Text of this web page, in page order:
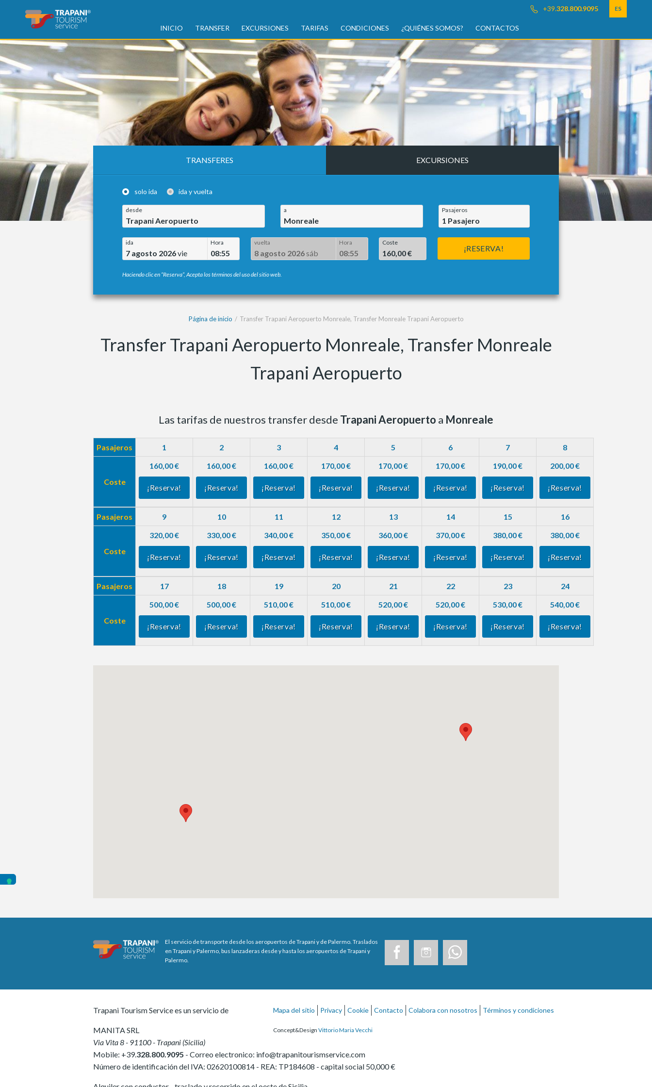
+39.328.800.9095 ES
INICIO TRANSFER EXCURSIONES TARIFAS CONDICIONES ¿QUIÉNES SOMOS? CONTACTOS
TRANSFERES EXCURSIONES
solo ida ida y vuelta
desde
Trapani Aeropuerto
a
Monreale
Pasajeros
1 Pasajero
ida
7 agosto 2026vie
Hora
08:55
vuelta
8 agosto 2026sáb
Hora
08:55
Coste
160,00 €
¡RESERVA!
Haciendo clic en “Reserva”, Acepta los términos del uso del sitio web.
Página de inicio Transfer Trapani Aeropuerto Monreale, Transfer Monreale Trapani Aeropuerto
Transfer Trapani Aeropuerto Monreale, Transfer Monreale
Trapani Aeropuerto
Las tarifas de nuestros transfer desde Trapani Aeropuerto a Monreale
Pasajeros 1 2 3 4 5 6 7 8
Coste
160,00 €
¡Reserva!
160,00 €
¡Reserva!
160,00 €
¡Reserva!
170,00 €
¡Reserva!
170,00 €
¡Reserva!
170,00 €
¡Reserva!
190,00 €
¡Reserva!
200,00 €
¡Reserva!
Pasajeros 9 10 11 12 13 14 15 16
Coste
320,00 €
¡Reserva!
330,00 €
¡Reserva!
340,00 €
¡Reserva!
350,00 €
¡Reserva!
360,00 €
¡Reserva!
370,00 €
¡Reserva!
380,00 €
¡Reserva!
380,00 €
¡Reserva!
Pasajeros 17 18 19 20 21 22 23 24
Coste
500,00 €
¡Reserva!
500,00 €
¡Reserva!
510,00 €
¡Reserva!
510,00 €
¡Reserva!
520,00 €
¡Reserva!
520,00 €
¡Reserva!
530,00 €
¡Reserva!
540,00 €
¡Reserva!
El servicio de transporte desde los aeropuertos de Trapani y de Palermo. Traslados
en Trapani y Palermo, bus lanzaderas desde y hasta los aeropuertos de Trapani y
Palermo.
Trapani Tourism Service es un servicio de
MANITA SRL
Via Vita 8- 91100- Trapani (Sicilia)
Mobile: +39.328.800.9095 - Correo electronico: info@trapanitourismservice.com
Número de identificación del IVA: 02620100814 - REA: TP184608 - capital social 50,000 €
Mapa del sitio Privacy Cookie Contacto Colabora con nosotros Términos y condiciones
Concept&Design Vittorio Maria Vecchi